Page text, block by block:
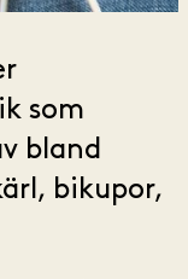
som
bland
bikupor,